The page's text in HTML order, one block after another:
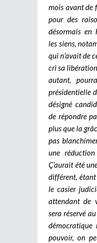
mois avant de
pour des
désormais en
les siens,
qui n’avait de
cri sa
autant,
présidentielle
désigné
de répondre
plus que la
pas
une
Ç’aurait été
différent, étant
le casier
attendant de
sera réservé
démocratique
pouvoir, on